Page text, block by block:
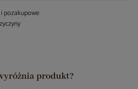
pozakupowe
produkt?